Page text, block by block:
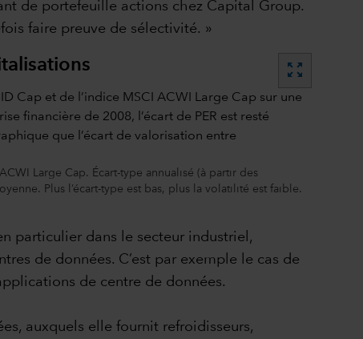
de portefeuille actions chez Capital Group.
faire preuve de sélectivité. »
zoom_out_map
Large Cap. Écart-type annualisé (à partir des
Plus l’écart-type est bas, plus la volatilité est faible.
particulier dans le secteur industriel,
de données. C’est par exemple le cas de
de centre de données.
auxquels elle fournit refroidisseurs,